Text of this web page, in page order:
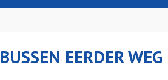
EERDER WEG